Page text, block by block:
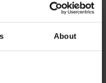
About